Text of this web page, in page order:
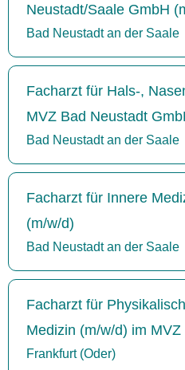
Neustadt/Saale GmbH
Bad Neustadt an der Saale
Facharzt für Hals-,
MVZ Bad Neustadt
Bad Neustadt an der Saale
Facharzt für Innere
(m/w/d)
Bad Neustadt an der Saale
Facharzt für
Medizin (m/w/d) im MVZ
Frankfurt (Oder)